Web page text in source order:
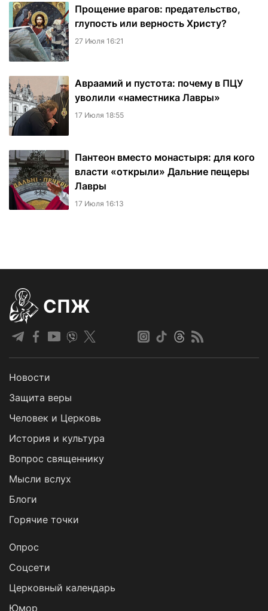
Прощение врагов: предательство,
глупость или верность Христу?
27 Июля 16:21
Авраамий и пустота: почему в ПЦУ
уволили «наместника Лавры»
17 Июля 18:55
Пантеон вместо монастыря: для кого
власти «открыли» Дальние пещеры
Лавры
17 Июля 16:13
СПЖ
Новости
Защита веры
Человек и Церковь
История и культура
Вопрос священнику
Мысли вслух
Блоги
Горячие точки
Опрос
Cоцсети
Церковный календарь
Юмор